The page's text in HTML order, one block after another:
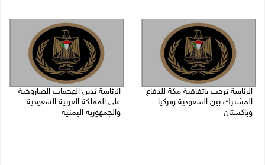
الرئاسة ترحب باتفاقية مكة للدفاع
المشترك بين السعودية وتركيا
وباكستان
الرئاسة تدين الهجمات الصاروخية
على المملكة العربية السعودية
والجمهورية اليمنية